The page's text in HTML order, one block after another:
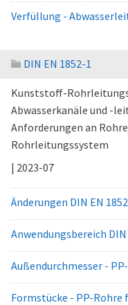
Verfüllung -
DIN EN 1852-1
Kunststoff-
Abwasserkanäle und -
Anforderungen an
Rohrleitungssystem
| 2023-07
Änderungen DIN EN
Anwendungsbereich DIN
Außendurchmesser -
Formstücke - PP-Rohre